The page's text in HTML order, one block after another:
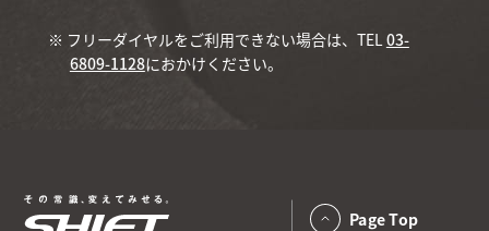
※ フリーダイヤルをご利用できない場合は、TEL03-
6809-1128におかけください。
Page Top